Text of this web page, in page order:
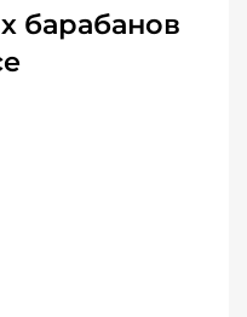
барабанов